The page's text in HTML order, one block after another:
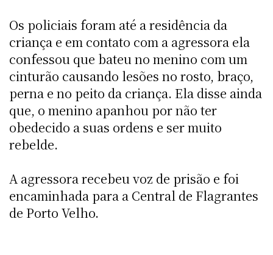
Os policiais foram até a residência da
criança e em contato com a agressora ela
confessou que bateu no menino com um
cinturão causando lesões no rosto, braço,
perna e no peito da criança. Ela disse ainda
que, o menino apanhou por não ter
obedecido a suas ordens e ser muito
rebelde.
A agressora recebeu voz de prisão e foi
encaminhada para a Central de Flagrantes
de Porto Velho.